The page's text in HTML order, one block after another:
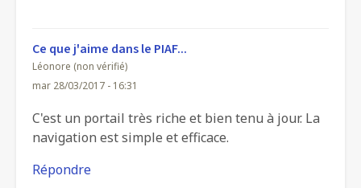
Ce que j'aime dans le PIAF...
Léonore (non vérifié)
mar 28/03/2017 - 16:31
C'est un portail très riche et bien tenu à jour. La
navigation est simple et efficace.
Répondre